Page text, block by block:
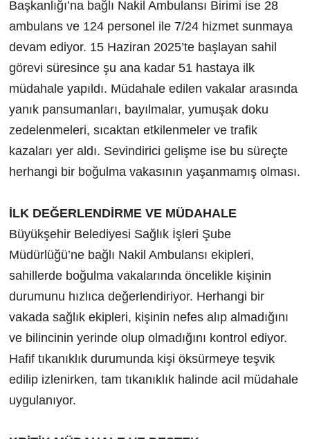
Başkanlığı’na bağlı Nakil Ambulansı Birimi ise 28
ambulans ve 124 personel ile 7/24 hizmet sunmaya
devam ediyor. 15 Haziran 2025’te başlayan sahil
görevi süresince şu ana kadar 51 hastaya ilk
müdahale yapıldı. Müdahale edilen vakalar arasında
yanık pansumanları, bayılmalar, yumuşak doku
zedelenmeleri, sıcaktan etkilenmeler ve trafik
kazaları yer aldı. Sevindirici gelişme ise bu süreçte
herhangi bir boğulma vakasının yaşanmamış olması.
İLK DEĞERLENDİRME VE MÜDAHALE
Büyükşehir Belediyesi Sağlık İşleri Şube
Müdürlüğü’ne bağlı Nakil Ambulansı ekipleri,
sahillerde boğulma vakalarında öncelikle kişinin
durumunu hızlıca değerlendiriyor. Herhangi bir
vakada sağlık ekipleri, kişinin nefes alıp almadığını
ve bilincinin yerinde olup olmadığını kontrol ediyor.
Hafif tıkanıklık durumunda kişi öksürmeye teşvik
edilip izlenirken, tam tıkanıklık halinde acil müdahale
uygulanıyor.